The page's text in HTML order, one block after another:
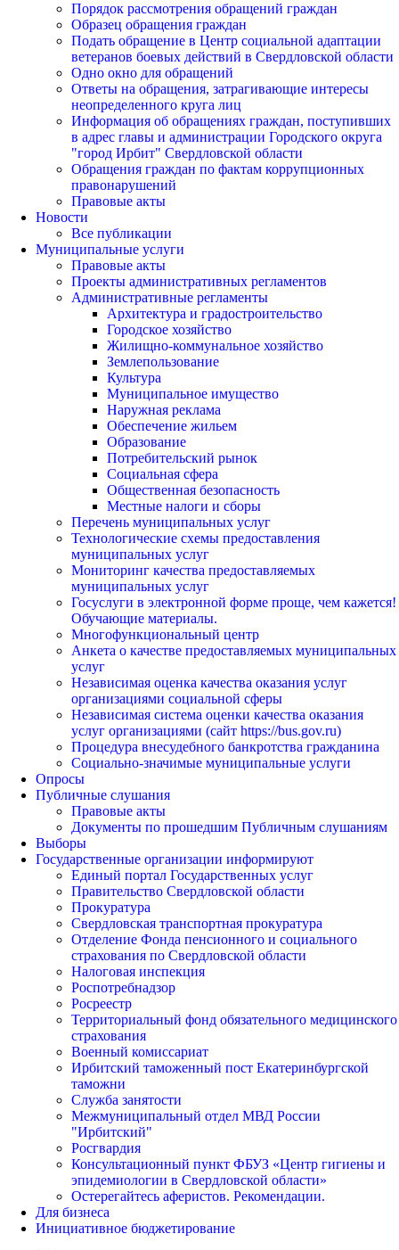
Порядок рассмотрения обращений граждан
Образец обращения граждан
Подать обращение в Центр социальной адаптации
ветеранов боевых действий в Свердловской области
Одно окно для обращений
Ответы на обращения, затрагивающие интересы
неопределенного круга лиц
Информация об обращениях граждан, поступивших
в адрес главы и администрации Городского округа
"город Ирбит" Свердловской области
Обращения граждан по фактам коррупционных
правонарушений
Правовые акты
Новости
Все публикации
Муниципальные услуги
Правовые акты
Проекты административных регламентов
Административные регламенты
Архитектура и градостроительство
Городское хозяйство
Жилищно-коммунальное хозяйство
Землепользование
Культура
Муниципальное имущество
Наружная реклама
Обеспечение жильем
Образование
Потребительский рынок
Социальная сфера
Общественная безопасность
Местные налоги и сборы
Перечень муниципальных услуг
Технологические схемы предоставления
муниципальных услуг
Мониторинг качества предоставляемых
муниципальных услуг
Госуслуги в электронной форме проще, чем кажется!
Обучающие материалы.
Многофункциональный центр
Анкета о качестве предоставляемых муниципальных
услуг
Независимая оценка качества оказания услуг
организациями социальной сферы
Независимая система оценки качества оказания
услуг организациями (сайт https://bus.gov.ru)
Процедура внесудебного банкротства гражданина
Социально-значимые муниципальные услуги
Опросы
Публичные слушания
Правовые акты
Документы по прошедшим Публичным слушаниям
Выборы
Государственные организации информируют
Единый портал Государственных услуг
Правительство Свердловской области
Прокуратура
Свердловская транспортная прокуратура
Отделение Фонда пенсионного и социального
страхования по Свердловской области
Налоговая инспекция
Роспотребнадзор
Росреестр
Территориальный фонд обязательного медицинского
страхования
Военный комиссариат
Ирбитский таможенный пост Екатеринбургской
таможни
Служба занятости
Межмуниципальный отдел МВД России
"Ирбитский"
Росгвардия
Консультационный пункт ФБУЗ «Центр гигиены и
эпидемиологии в Свердловской области»
Остерегайтесь аферистов. Рекомендации.
Для бизнеса
Инициативное бюджетирование